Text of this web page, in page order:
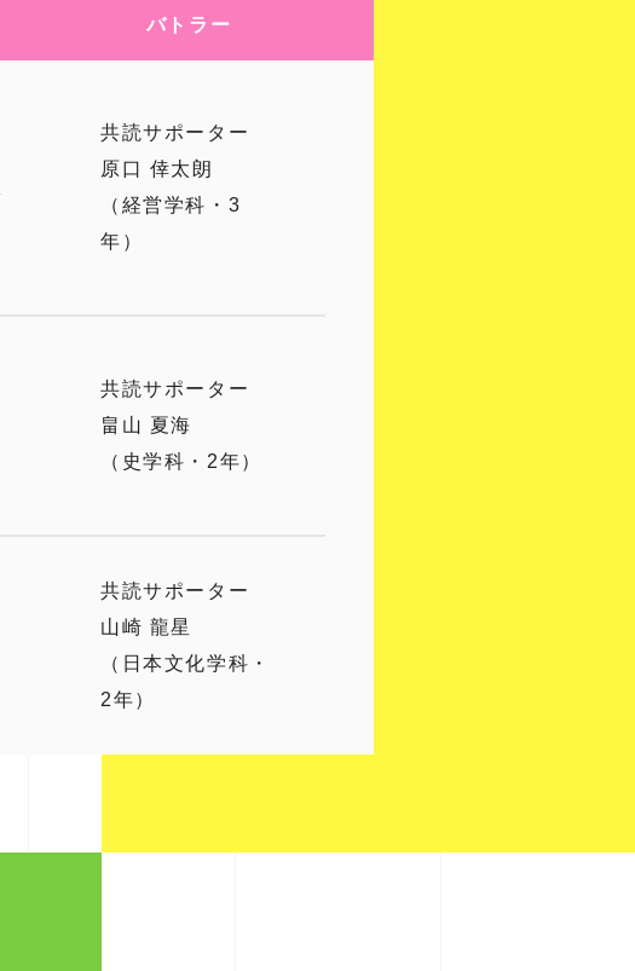
バトラー
共読サポーター
原口 倖太朗
（経営学科・3
年）
共読サポーター
畠山 夏海
（史学科・2年）
共読サポーター
山崎 龍星
（日本文化学科・
2年）